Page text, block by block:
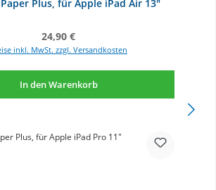
Plus, für Apple iPad Air 13"
Regulärer Preis:
24,90 €
inkl. MwSt. zzgl. Versandkosten
In den Warenkorb